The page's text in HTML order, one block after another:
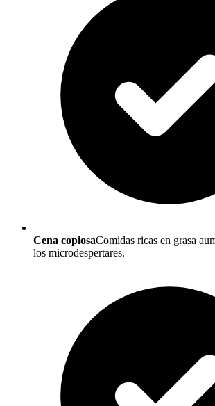
Cena copiosaComidas ricas en grasa
los microdespertares.